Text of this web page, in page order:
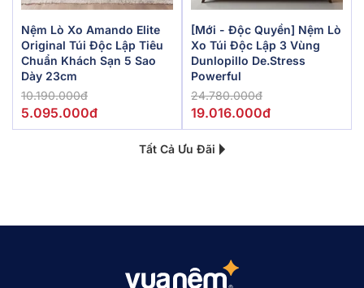
Nệm Lò Xo Amando Elite
Original Túi Độc Lập Tiêu
Chuẩn Khách Sạn 5 Sao
Dày 23cm
10.190.000đ
5.095.000đ
[Mới - Độc Quyền] Nệm Lò
Xo Túi Độc Lập 3 Vùng
Dunlopillo De.Stress
Powerful
24.780.000đ
19.016.000đ
Tất Cả Ưu Đãi